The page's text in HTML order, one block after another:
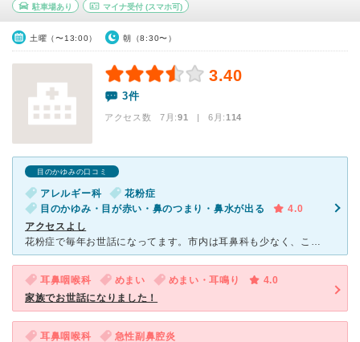
駐車場あり マイナ受付(スマホ可)
土曜（〜13:00） 朝（8:30〜）
3.40
3件
アクセス数 7月:91 | 6月:114
目のかゆみの口コミ
アレルギー科
花粉症
目のかゆみ・目が赤い・鼻のつまり・鼻水が出る
4.0
アクセスよし
花粉症で毎年お世話になってます。市内は耳鼻科も少なく、こちらの病院はスタッフさんや先生も愛想が良く、話しやすいです。年中日頃から患者が多いのですが、特に1月の下旬〜花粉時期は院内が花粉症の患者で溢れて
耳鼻咽喉科 めまい めまい・耳鳴り
4.0
家族でお世話になりました！
耳鼻咽喉科 急性副鼻腔炎